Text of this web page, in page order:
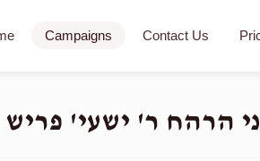
Campaigns Contact Us
הרהח ר' ישעי' פריש